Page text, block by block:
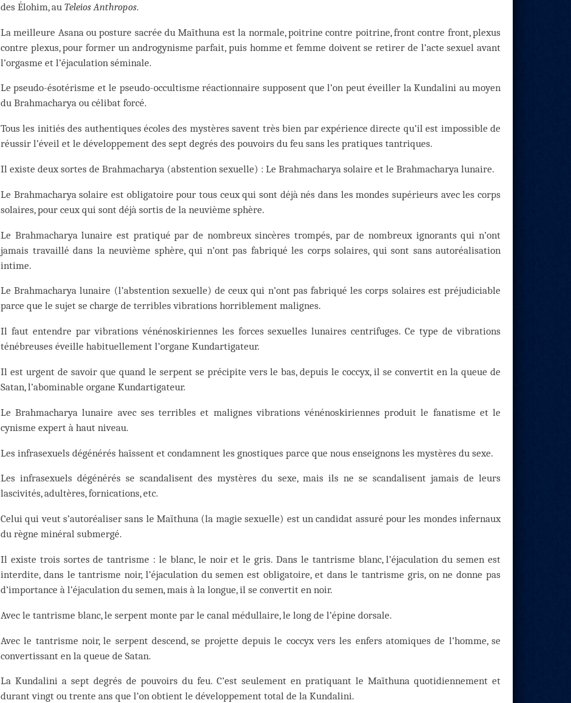
des Élohim, au Teleios Anthropos.
La meilleure Asana ou posture sacrée du Maïthuna est la normale, poitrine contre poitrine, front contre front, plexus
contre plexus, pour former un androgynisme parfait, puis homme et femme doivent se retirer de l’acte sexuel avant
l’orgasme et l’éjaculation séminale.
Le pseudo-ésotérisme et le pseudo-occultisme réactionnaire supposent que l’on peut éveiller la Kundalini au moyen
du Brahmacharya ou célibat forcé.
Tous les initiés des authentiques écoles des mystères savent très bien par expérience directe qu’il est impossible de
réussir l’éveil et le développement des sept degrés des pouvoirs du feu sans les pratiques tantriques.
Il existe deux sortes de Brahmacharya (abstention sexuelle) : Le Brahmacharya solaire et le Brahmacharya lunaire.
Le Brahmacharya solaire est obligatoire pour tous ceux qui sont déjà nés dans les mondes supérieurs avec les corps
solaires, pour ceux qui sont déjà sortis de la neuvième sphère.
Le Brahmacharya lunaire est pratiqué par de nombreux sincères trompés, par de nombreux ignorants qui n’ont
jamais travaillé dans la neuvième sphère, qui n’ont pas fabriqué les corps solaires, qui sont sans autoréalisation
intime.
Le Brahmacharya lunaire (l’abstention sexuelle) de ceux qui n’ont pas fabriqué les corps solaires est préjudiciable
parce que le sujet se charge de terribles vibrations horriblement malignes.
Il faut entendre par vibrations vénénoskiriennes les forces sexuelles lunaires centrifuges. Ce type de vibrations
ténébreuses éveille habituellement l’organe Kundartigateur.
Il est urgent de savoir que quand le serpent se précipite vers le bas, depuis le coccyx, il se convertit en la queue de
Satan, l’abominable organe Kundartigateur.
Le Brahmacharya lunaire avec ses terribles et malignes vibrations vénénoskiriennes produit le fanatisme et le
cynisme expert à haut niveau.
Les infrasexuels dégénérés haïssent et condamnent les gnostiques parce que nous enseignons les mystères du sexe.
Les infrasexuels dégénérés se scandalisent des mystères du sexe, mais ils ne se scandalisent jamais de leurs
lascivités, adultères, fornications, etc.
Celui qui veut s’autoréaliser sans le Maïthuna (la magie sexuelle) est un candidat assuré pour les mondes infernaux
du règne minéral submergé.
Il existe trois sortes de tantrisme : le blanc, le noir et le gris. Dans le tantrisme blanc, l’éjaculation du semen est
interdite, dans le tantrisme noir, l’éjaculation du semen est obligatoire, et dans le tantrisme gris, on ne donne pas
d’importance à l’éjaculation du semen, mais à la longue, il se convertit en noir.
Avec le tantrisme blanc, le serpent monte par le canal médullaire, le long de l’épine dorsale.
Avec le tantrisme noir, le serpent descend, se projette depuis le coccyx vers les enfers atomiques de l’homme, se
convertissant en la queue de Satan.
La Kundalini a sept degrés de pouvoirs du feu. C’est seulement en pratiquant le Maïthuna quotidiennement et
durant vingt ou trente ans que l’on obtient le développement total de la Kundalini.